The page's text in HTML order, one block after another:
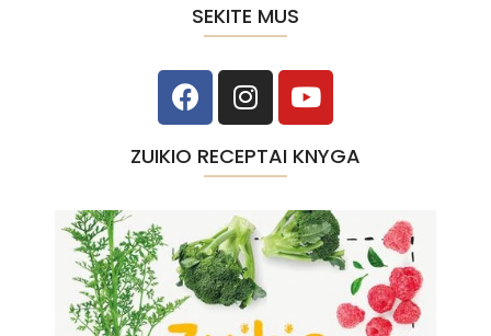
SEKITE MUS
ZUIKIO RECEPTAI KNYGA